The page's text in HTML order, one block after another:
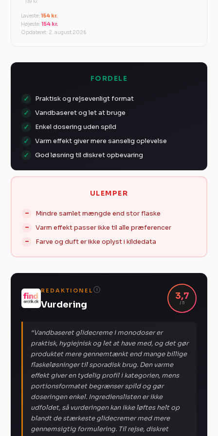
139 kr.
Laveste: 154 kr.
Højeste: 154 kr.
Opdateret: 2. august 2026
FORDELE
Praktisk og rejsevenligt format
Vandbaseret og let at bruge
Enkel dosering uden spild
Varm effekt giver mere sanselig oplevelse
God løsning til diskret opbevaring
ULEMPER
Mindre samlet mængde end stor flaske
Varm effekt passer ikke til alle præferencer
Farve og duft er ikke oplyst i kildedata
REDAKTIONEL i
Vurdering
3,7
/ 5
“Vandbaseret glidecreme i monodoser er
praktisk, hygiejnisk og let at have med, og det gør
produktet mere gennemtænkt end mange billige
flaskeløsninger til sporadisk brug. Den varme
effekt giver en tydelig profil i kategorien, mens
portionsformatet begrænser spild og gør
doseringen enkel. Ingredienslisten er ikke
udfoldet, så vurderingen kan ikke løftes helt op
blandt de stærkeste glidecremer med mere
gennemsigtig formulering. Til rejse, diskret